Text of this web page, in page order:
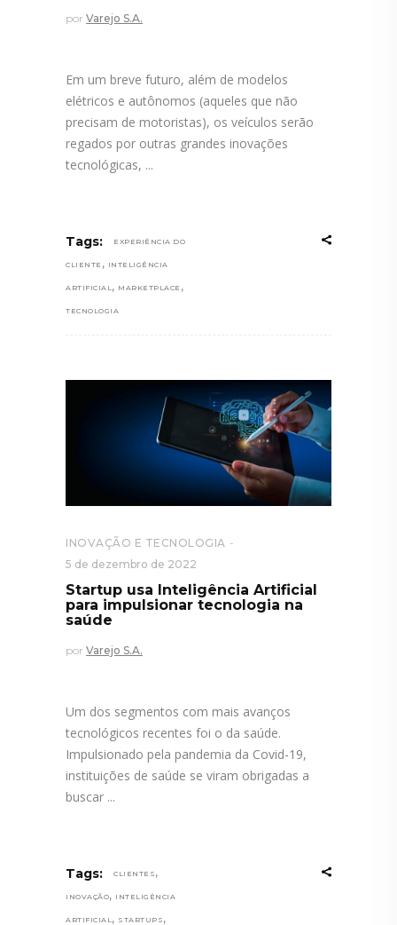
por Varejo S.A.
Em um breve futuro, além de modelos
elétricos e autônomos (aqueles que não
precisam de motoristas), os veículos serão
regados por outras grandes inovações
tecnológicas,
Tags: EXPERIÊNCIA DO
CLIENTE , INTELIGÊNCIA
ARTIFICIAL, MARKETPLACE ,
TECNOLOGIA
INOVAÇÃO E TECNOLOGIA
5 de dezembro de 2022
Startup usa Inteligência Artificial
para impulsionar tecnologia na
saúde
por Varejo S.A.
Um dos segmentos com mais avanços
tecnológicos recentes foi o da saúde.
Impulsionado pela pandemia da Covid-19,
instituições de saúde se viram obrigadas a
buscar
Tags: CLIENTES ,
INOVAÇÃO, INTELIGÊNCIA
ARTIFICIAL, STARTUPS ,